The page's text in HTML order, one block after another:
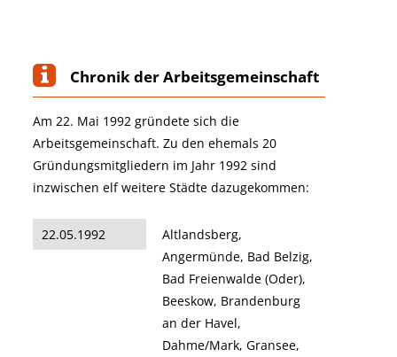
Chronik der Arbeitsgemeinschaft
Am 22. Mai 1992 gründete sich die
Arbeitsgemeinschaft. Zu den ehemals 20
Gründungsmitgliedern im Jahr 1992 sind
inzwischen elf weitere Städte dazugekommen:
22.05.1992
Altlandsberg,
Angermünde, Bad Belzig,
Bad Freienwalde (Oder),
Beeskow, Brandenburg
an der Havel,
Dahme/Mark, Gransee,